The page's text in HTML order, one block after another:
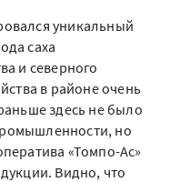
уникальный
саха
и северного
в районе очень
здесь не было
но
«Томпо-Ас»
Видно, что